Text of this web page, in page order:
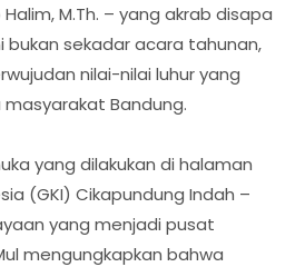
M.Th. – yang akrab disapa
bukan sekadar acara tahunan,
nilai-nilai luhur yang
Bandung.
yang dilakukan di halaman
(GKI) Cikapundung Indah –
yang menjadi pusat
mengungkapkan bahwa